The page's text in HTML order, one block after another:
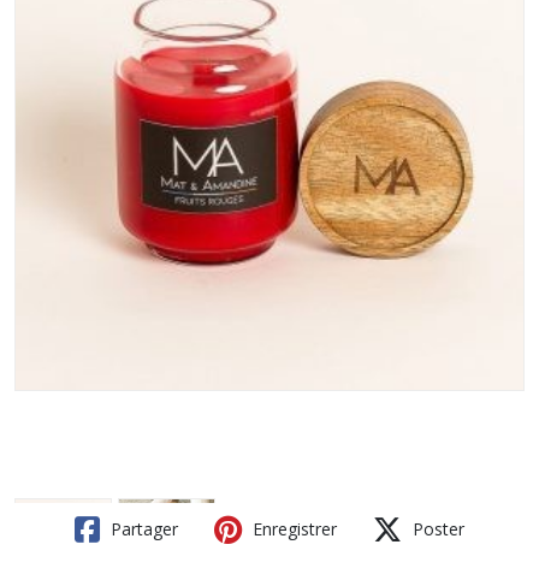
Partager Enregistrer Poster